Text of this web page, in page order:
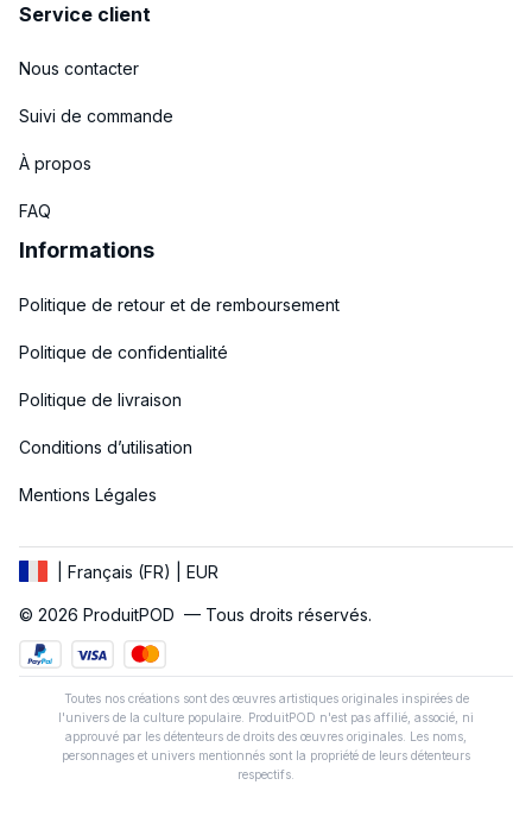
Service client
Nous contacter
Suivi de commande
À propos
FAQ
Informations
Politique de retour et de remboursement
Politique de confidentialité
Politique de livraison
Conditions d’utilisation
Mentions Légales
| Français (FR) | EUR
© 2026 ProduitPOD — Tous droits réservés.
Toutes nos créations sont des œuvres artistiques originales inspirées de
l'univers de la culture populaire. ProduitPOD n'est pas affilié, associé, ni
approuvé par les détenteurs de droits des œuvres originales. Les noms,
personnages et univers mentionnés sont la propriété de leurs détenteurs
respectifs.